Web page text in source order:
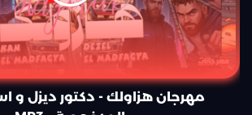
مهرجان هزاولك - دكتور ديزل و